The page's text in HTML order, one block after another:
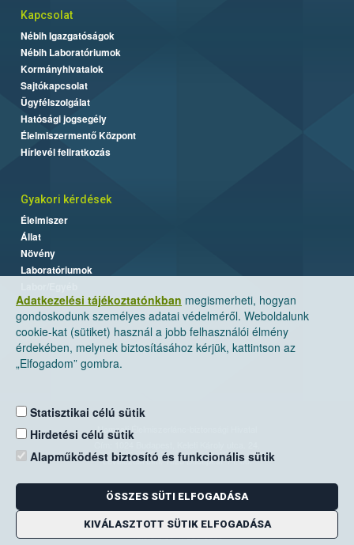
Adatkezelési tájékoztatónkban megismerheti, hogyan
gondoskodunk személyes adatai védelméről. Weboldalunk
cookie-kat (sütiket) használ a jobb felhasználói élmény
érdekében, melynek biztosításához kérjük, kattintson az
„Elfogadom” gombra.
Statisztikai célú sütik
Hirdetési célú sütik
Alapműködést biztosító és funkcionális sütik
ÖSSZES SÜTI ELFOGADÁSA
KIVÁLASZTOTT SÜTIK ELFOGADÁSA
Kapcsolat
Nébih Igazgatóságok
Nébih Laboratóriumok
Kormányhivatalok
Sajtókapcsolat
Ügyfélszolgálat
Hatósági jogsegély
Élelmiszermentő Központ
Hírlevél feliratkozás
Gyakori kérdések
Élelmiszer
Állat
Növény
Laboratóriumok
Nemzeti Élelmiszerlánc-biztonsági Hivatal
Levelezési cím: 1525 Budapest. Pf. 30.
E-mail:ugyfelszolgalat@nebih.gov.hu
Zöld szám: 06-80/263-244
Telefon: 06-1/ 336-9000